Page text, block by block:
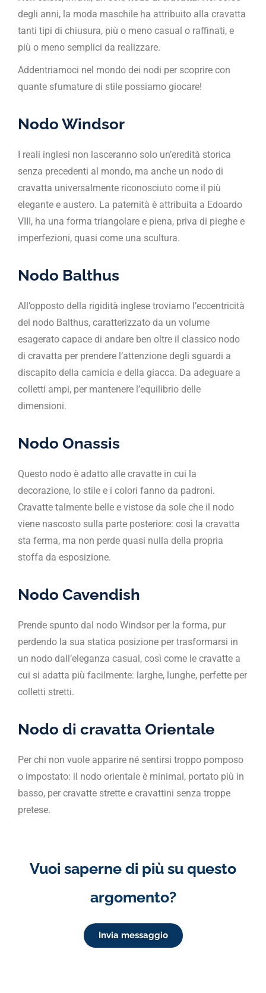
degli anni, la moda maschile ha attribuito alla cravatta
tanti tipi di chiusura, più o meno casual o raffinati, e
più o meno semplici da realizzare.
Addentriamoci nel mondo dei nodi per scoprire con
quante sfumature di stile possiamo giocare!
Nodo Windsor
I reali inglesi non lasceranno solo un’eredità storica
senza precedenti al mondo, ma anche un nodo di
cravatta universalmente riconosciuto come il più
elegante e austero. La paternità è attribuita a Edoardo
VIII, ha una forma triangolare e piena, priva di pieghe e
imperfezioni, quasi come una scultura.
Nodo Balthus
All’opposto della rigidità inglese troviamo l’eccentricità
del nodo Balthus, caratterizzato da un volume
esagerato capace di andare ben oltre il classico nodo
di cravatta per prendere l’attenzione degli sguardi a
discapito della camicia e della giacca. Da adeguare a
colletti ampi, per mantenere l’equilibrio delle
dimensioni.
Nodo Onassis
Questo nodo è adatto alle cravatte in cui la
decorazione, lo stile e i colori fanno da padroni.
Cravatte talmente belle e vistose da sole che il nodo
viene nascosto sulla parte posteriore: così la cravatta
sta ferma, ma non perde quasi nulla della propria
stoffa da esposizione.
Nodo Cavendish
Prende spunto dal nodo Windsor per la forma, pur
perdendo la sua statica posizione per trasformarsi in
un nodo dall’eleganza casual, così come le cravatte a
cui si adatta più facilmente: larghe, lunghe, perfette per
colletti stretti.
Nodo di cravatta Orientale
Per chi non vuole apparire né sentirsi troppo pomposo
o impostato: il nodo orientale è minimal, portato più in
basso, per cravatte strette e cravattini senza troppe
pretese.
Vuoi saperne di più su questo
argomento?
Invia messaggio